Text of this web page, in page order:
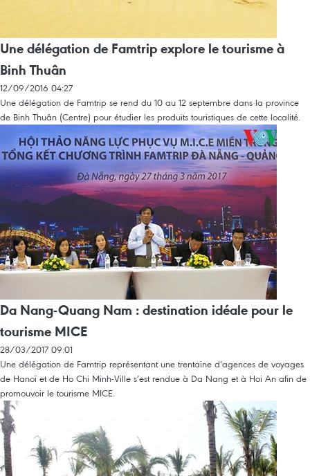
Une délégation de Famtrip explore le tourisme à
Binh Thuân
12/09/2016 04:27
Une délégation de Famtrip se rend du 10 au 12 septembre dans la province
de Binh Thuân (Centre) pour étudier les produits touristiques de cette localité.
Da Nang-Quang Nam : destination idéale pour le
tourisme MICE
28/03/2017 09:01
Une délégation de Famtrip représentant une trentaine d’agences de voyages
de Hanoï et de Ho Chi Minh-Ville s’est rendue à Da Nang et à Hoi An afin de
promouvoir le tourisme MICE.